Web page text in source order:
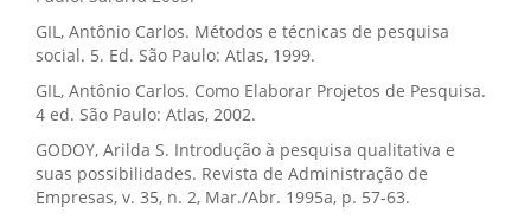
GIL, Antônio Carlos. Métodos e técnicas de pesquisa
social. 5. Ed. São Paulo: Atlas, 1999.
GIL, Antônio Carlos. Como Elaborar Projetos de Pesquisa.
4 ed. São Paulo: Atlas, 2002.
GODOY, Arilda S. Introdução à pesquisa qualitativa e
suas possibilidades. Revista de Administração de
Empresas, v. 35, n. 2, Mar./Abr. 1995a, p. 57-63.